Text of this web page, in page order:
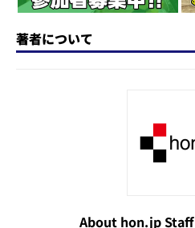
著者について
About hon.jp Staff